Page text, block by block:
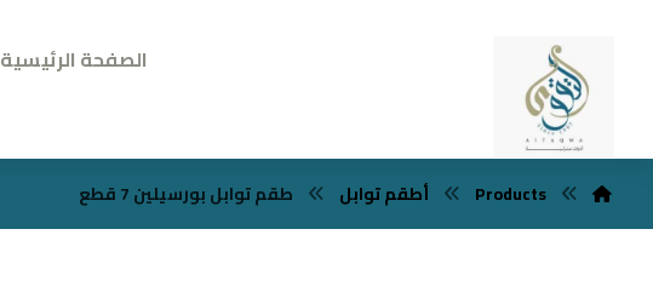
الصفحة الرئيسية
Products أطقم توابل طقم توابل بورسيلين 7 قطع